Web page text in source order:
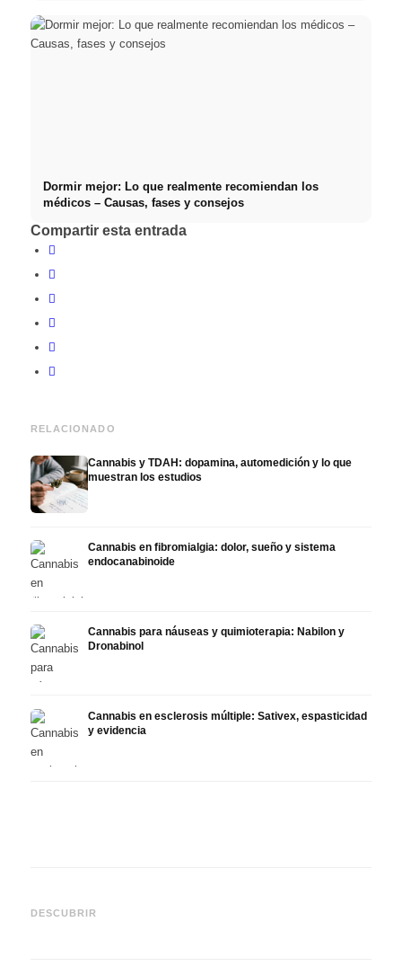
Dormir mejor: Lo que realmente recomiendan los
médicos – Causas, fases y consejos
Compartir esta entrada
RELACIONADO
Cannabis y TDAH: dopamina, automedición y lo que
muestran los estudios
Cannabis en fibromialgia: dolor, sueño y sistema
endocanabinoide
Cannabis para náuseas y quimioterapia: Nabilon y
Dronabinol
Cannabis en esclerosis múltiple: Sativex, espasticidad
y evidencia
DESCUBRIR
Epidiolex y el estado actual